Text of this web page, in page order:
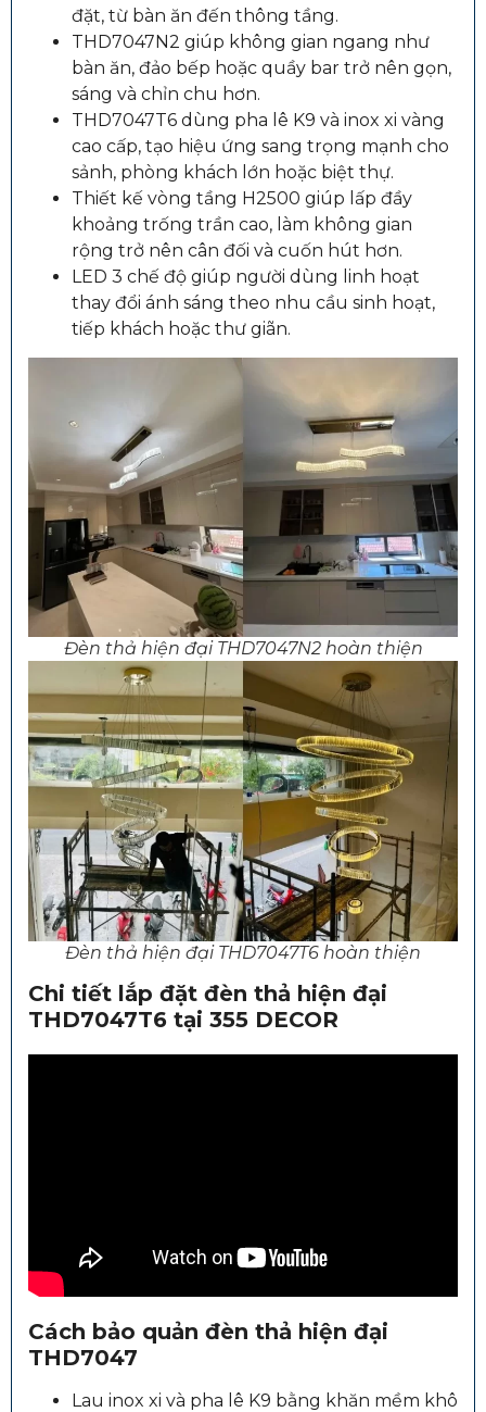
đặt, từ bàn ăn đến thông tầng.
THD7047N2 giúp không gian ngang như
bàn ăn, đảo bếp hoặc quầy bar trở nên gọn,
sáng và chỉn chu hơn.
THD7047T6 dùng pha lê K9 và inox xi vàng
cao cấp, tạo hiệu ứng sang trọng mạnh cho
sảnh, phòng khách lớn hoặc biệt thự.
Thiết kế vòng tầng H2500 giúp lấp đầy
khoảng trống trần cao, làm không gian
rộng trở nên cân đối và cuốn hút hơn.
LED 3 chế độ giúp người dùng linh hoạt
thay đổi ánh sáng theo nhu cầu sinh hoạt,
tiếp khách hoặc thư giãn.
Đèn thả hiện đại THD7047N2 hoàn thiện
Đèn thả hiện đại THD7047T6 hoàn thiện
Chi tiết lắp đặt đèn thả hiện đại
THD7047T6 tại 355 DECOR
Cách bảo quản đèn thả hiện đại
THD7047
Lau inox xi và pha lê K9 bằng khăn mềm khô